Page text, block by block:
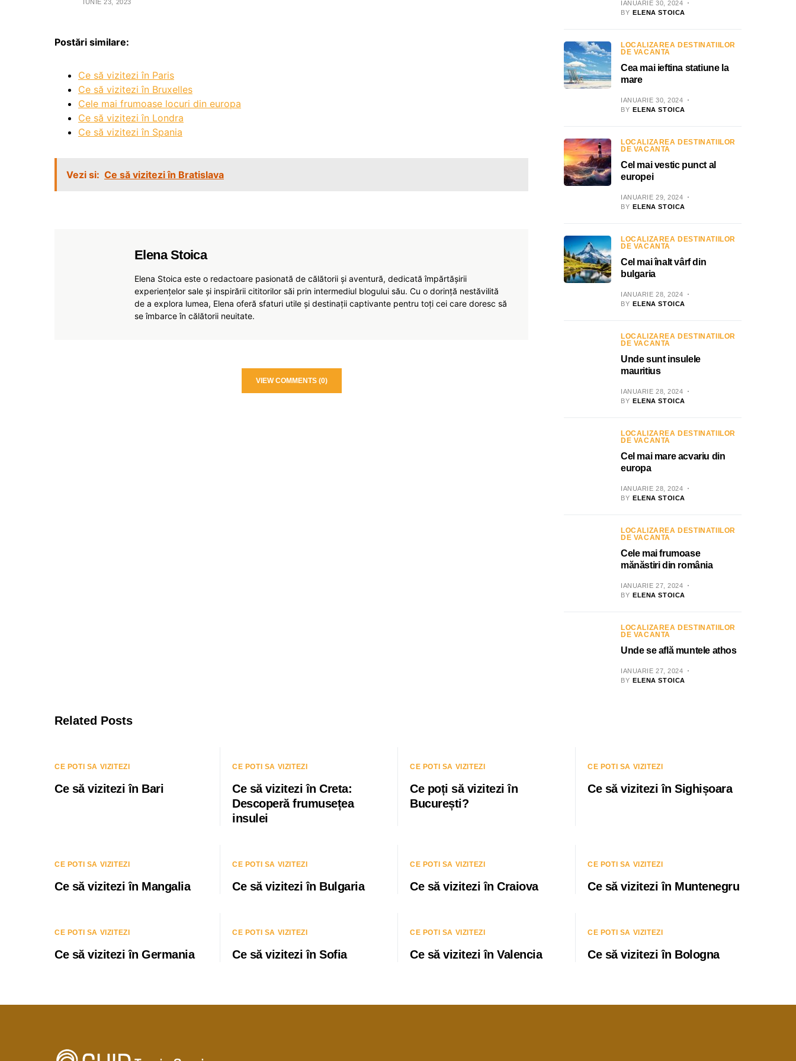
IUNIE 23, 2023
Postări similare:
Ce să vizitezi în Paris
Ce să vizitezi în Bruxelles
Cele mai frumoase locuri din europa
Ce să vizitezi în Londra
Ce să vizitezi în Spania
Vezi si: Ce să vizitezi în Bratislava
Elena Stoica
Elena Stoica este o redactoare pasionată de călătorii și aventură, dedicată împărtășirii
experiențelor sale și inspirării cititorilor săi prin intermediul blogului său. Cu o dorință nestăvilită
de a explora lumea, Elena oferă sfaturi utile și destinații captivante pentru toți cei care doresc să
se îmbarce în călătorii neuitate.
VIEW COMMENTS (0)
IANUARIE 30, 2024
BY ELENA STOICA
LOCALIZAREA DESTINATIILOR
DE VACANTA
Cea mai ieftina statiune la
mare
IANUARIE 30, 2024
BY ELENA STOICA
LOCALIZAREA DESTINATIILOR
DE VACANTA
Cel mai vestic punct al
europei
IANUARIE 29, 2024
BY ELENA STOICA
LOCALIZAREA DESTINATIILOR
DE VACANTA
Cel mai înalt vârf din
bulgaria
IANUARIE 28, 2024
BY ELENA STOICA
LOCALIZAREA DESTINATIILOR
DE VACANTA
Unde sunt insulele
mauritius
IANUARIE 28, 2024
BY ELENA STOICA
LOCALIZAREA DESTINATIILOR
DE VACANTA
Cel mai mare acvariu din
europa
IANUARIE 28, 2024
BY ELENA STOICA
LOCALIZAREA DESTINATIILOR
DE VACANTA
Cele mai frumoase
mănăstiri din românia
IANUARIE 27, 2024
BY ELENA STOICA
LOCALIZAREA DESTINATIILOR
DE VACANTA
Unde se află muntele athos
IANUARIE 27, 2024
BY ELENA STOICA
Related Posts
CE POTI SA VIZITEZI
Ce să vizitezi în Bari
CE POTI SA VIZITEZI
Ce să vizitezi în Creta:
Descoperă frumusețea
insulei
CE POTI SA VIZITEZI
Ce poți să vizitezi în
București?
CE POTI SA VIZITEZI
Ce să vizitezi în Sighișoara
CE POTI SA VIZITEZI
Ce să vizitezi în Mangalia
CE POTI SA VIZITEZI
Ce să vizitezi în Bulgaria
CE POTI SA VIZITEZI
Ce să vizitezi în Craiova
CE POTI SA VIZITEZI
Ce să vizitezi în Muntenegru
CE POTI SA VIZITEZI
Ce să vizitezi în Germania
CE POTI SA VIZITEZI
Ce să vizitezi în Sofia
CE POTI SA VIZITEZI
Ce să vizitezi în Valencia
CE POTI SA VIZITEZI
Ce să vizitezi în Bologna